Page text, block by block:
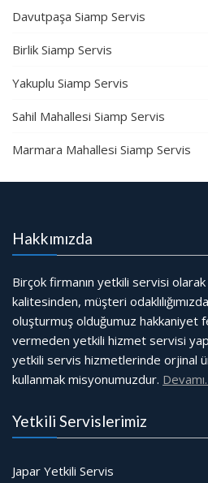
Davutpaşa Siamp Servis
Birlik Siamp Servis
Yakuplu Siamp Servis
Sahil Mahallesi Siamp Servis
Marmara Mahallesi Siamp Servis
Hakkımızda
Birçok firmanın yetkili servisi olarak
kalitesinden, müşteri
oluşturmuş olduğumuz hakkaniyet
vermeden yetkili hizmet servisi
yetkili servis hizmetlerinde orjinal
kullanmak misyonumuzdur.
Yetkili Servislerimiz
Japar Yetkili Servis